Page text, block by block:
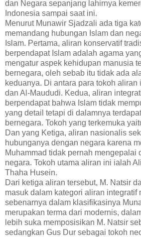
dan Negara sepanjang lahirnya
Indonesia sampai saat ini.
Menurut Munawir Sjadzali ada tiga
memandang hubungan Islam dan
Islam. Pertama, aliran konservatif
berpendapat Islam adalah agama
mengatur aspek kehidupan manusia
bernegara, oleh sebab itu tidak ada
keduanya. Di antara para tokoh
dan Al-Maududi. Kedua, aliran
berpendapat bahwa Islam tidak
yang detail tetapi di dalamnya
bernegara. Tokoh yang terkemuka
Dan yang Ketiga, aliran nasionalis
hubunganya dengan negara karena
Muhammad tidak pernah mengepalai
negara. Tokoh utama aliran ini ialah
Thaha Husein.
Dari ketiga aliran tersebut, M. Natsir
masuk dalam kategori aliran integratif
sebenarnya dalam klasifikasinya
merupakan terma dari modernis,
lebih suka memposisikan M. Natsir
sedangkan Gus Dur sebagai tokoh